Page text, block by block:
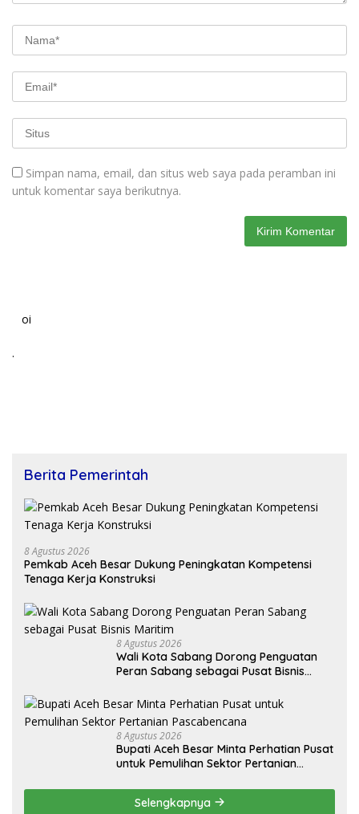
Simpan nama, email, dan situs web saya pada peramban ini
untuk komentar saya berikutnya.
oi
.
Berita Pemerintah
8 Agustus 2026
Pemkab Aceh Besar Dukung Peningkatan Kompetensi
Tenaga Kerja Konstruksi
8 Agustus 2026
Wali Kota Sabang Dorong Penguatan
Peran Sabang sebagai Pusat Bisnis
8 Agustus 2026
Bupati Aceh Besar Minta Perhatian Pusat
untuk Pemulihan Sektor Pertanian
Selengkapnya